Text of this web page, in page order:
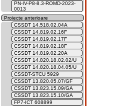
PN-IV-P8-8.3-ROMD-2023-
0013
Proiecte anterioare
CSSDT 14.518.02.04A
CSSDT 14.819.02.16F
CSSDT 14.819.02.17F
CSSDT 14.819.02.18F
CSSDT 14.819.02.20A
CSSDT 14.820.18.02.02/U
CSSDT 14.820.18.04.05/U
CSSDT-STCU 5929
CSSDT 13.820.05.07/GF
CSSDT 13.823.15.09/GA
CSSDT 13.823.15.10/GA
FP7-ICT 608899